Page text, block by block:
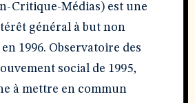
Critique-Médias) est une
général à but non
1996. Observatoire des
social de 1995,
à mettre en commun